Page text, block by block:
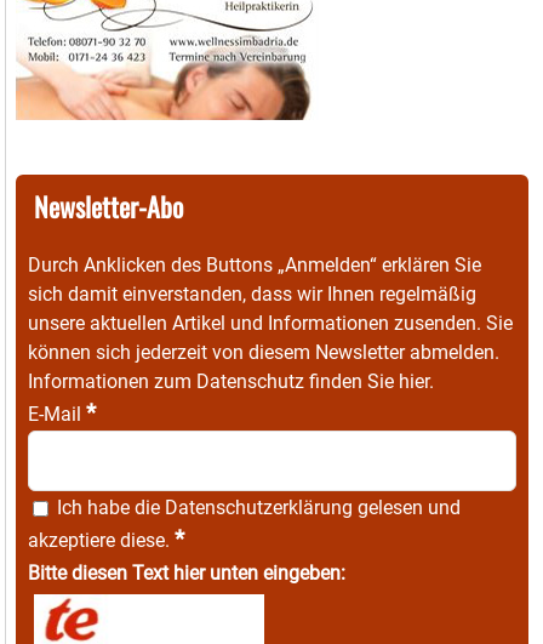
Newsletter-Abo
Durch Anklicken des Buttons „Anmelden“ erklären Sie
sich damit einverstanden, dass wir Ihnen regelmäßig
unsere aktuellen Artikel und Informationen zusenden. Sie
können sich jederzeit von diesem Newsletter abmelden.
Informationen zum Datenschutz finden Sie hier.
E-Mail *
Ich habe die Datenschutzerklärung gelesen und
akzeptiere diese. *
Bitte diesen Text hier unten eingeben: